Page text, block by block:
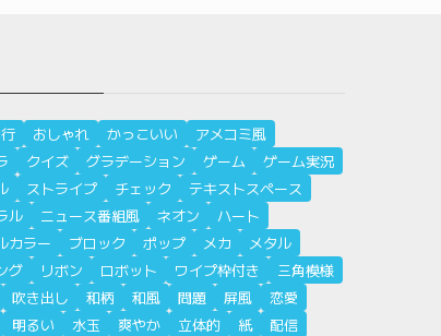
おしゃれ かっこいい
アメコミ風
クイズ グラデーション ゲーム
ゲーム実況
ストライプ チェック
テキストスペース
ル
ニュース番組風 ネオン
ハート
カラー
ブロック ポップ メカ
メタル
グ
リボン ロボット ワイプ枠付き
三角模様
吹き出し 和柄 和風 問題 屏風
恋愛
明るい 水玉 爽やか 立体的 紙
配信